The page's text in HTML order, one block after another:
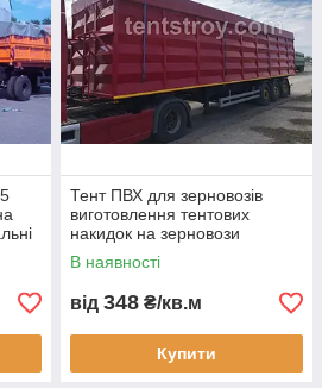
ало
Щільний тент для
захисту вантажу
від намокання,
втрати та
пошкоджень під
час перевезення.
Легко кріпиться
по
Тент ПВХ для зерновозів
виготовлення тентових
накидок на зерновози
автопокривала ПВХ для
причепів та кузовів
В наявності
від 348 ₴/кв.м
Купити